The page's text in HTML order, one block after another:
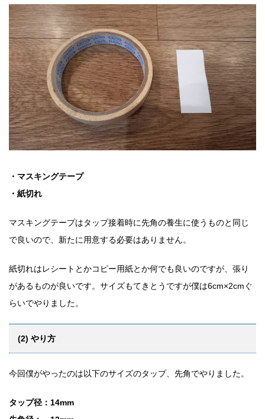
・マスキングテープ
・紙切れ
マスキングテープはタップ接着時に先角の養生に使うものと同じ
で良いので、新たに用意する必要はありません。
紙切れはレシートとかコピー用紙とか何でも良いのですが、張り
があるものが良いです。サイズもてきとうですが僕は6cm×2cmぐ
らいでやりました。
(2) やり方
今回僕がやったのは以下のサイズのタップ、先角でやりました。
タップ径：14mm